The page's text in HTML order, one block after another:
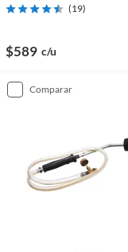
(19)
$589 c/u
comparar